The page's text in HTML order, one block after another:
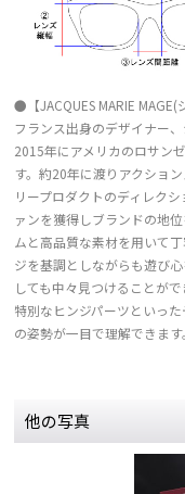
●【JACQUES MARIE
フランス出身のデザイナー
2015年にアメリカのロサン
す。約20年に渡りアクショ
リープロダクトのディレク
ァンを獲得しブランドの地
ムと高品質な素材を用いて
ジを基調としながらも遊び
しても中々見つけることが
特別なヒンジパーツといっ
の姿勢が一目で理解できます。
他の写真